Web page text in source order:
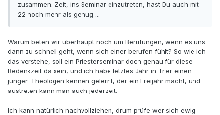
zusammen. Zeit, ins Seminar einzutreten, hast Du auch mit
22 noch mehr als genug ...
Warum beten wir überhaupt noch um Berufungen, wenn es uns
dann zu schnell geht, wenn sich einer berufen fühlt? So wie ich
das verstehe, soll ein Priesterseminar doch genau für diese
Bedenkzeit da sein, und ich habe letztes Jahr in Trier einen
jungen Theologen kennen gelernt, der ein Freijahr macht, und
austreten kann man auch jederzeit.
Ich kann natürlich nachvollziehen, drum prüfe wer sich ewig